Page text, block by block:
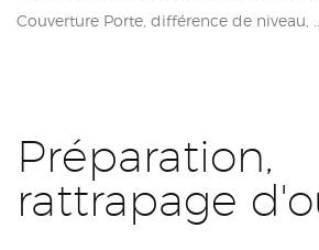
Couverture Porte, différence de niveau, ...
Préparation,
rattrapage